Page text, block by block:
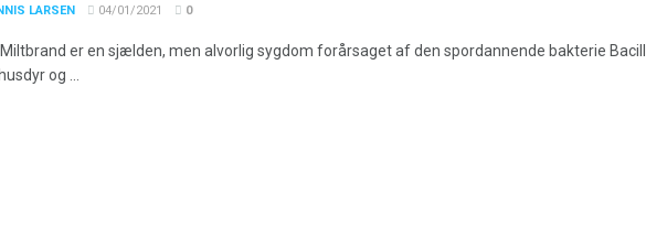
LARSEN 04/01/2021 0
er en sjælden, men alvorlig sygdom forårsaget af den spordannende bakterie
og ...